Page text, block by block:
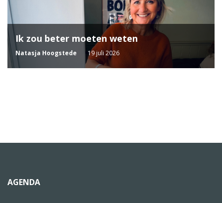
Ik zou beter moeten weten
Natasja Hoogstede 19 juli 2026
AGENDA